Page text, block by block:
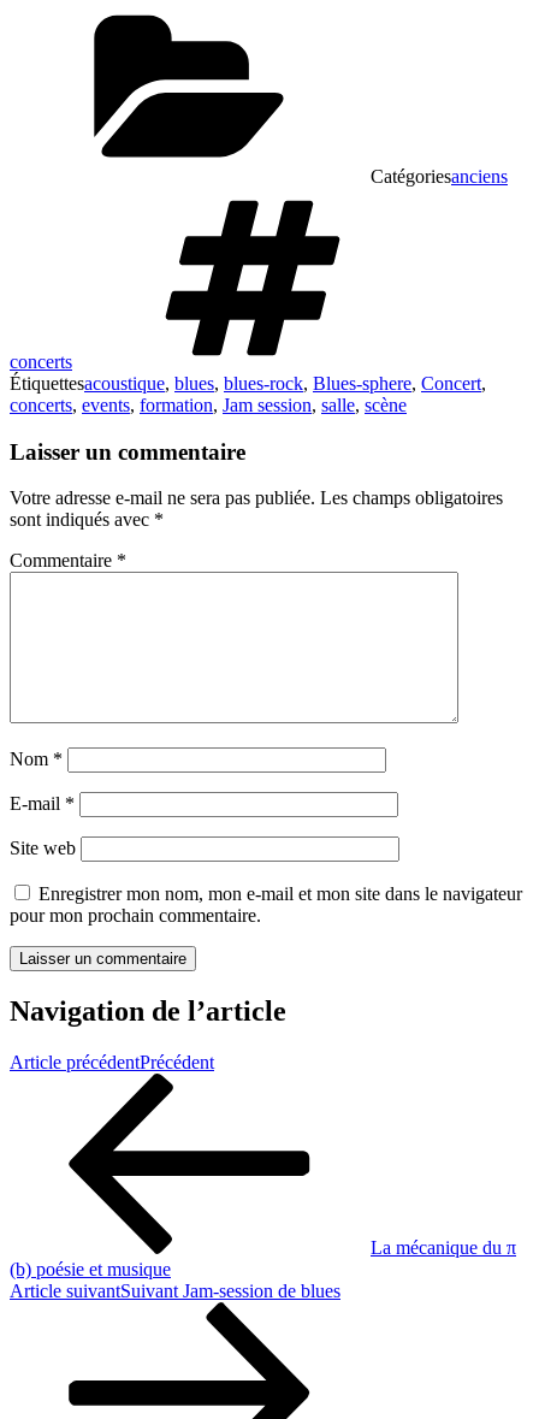
Catégoriesanciens
concerts
Étiquettesacoustique, blues, blues-rock, Blues-sphere, Concert,
concerts, events, formation, Jam session, salle, scène
Laisser un commentaire
Votre adresse e-mail ne sera pas publiée. Les champs obligatoires
sont indiqués avec *
Commentaire *
Nom *
E-mail *
Site web
Enregistrer mon nom, mon e-mail et mon site dans le navigateur
pour mon prochain commentaire.
Navigation de l’article
Article précédentPrécédent
La mécanique du π
(b) poésie et musique
Article suivantSuivant Jam-session de blues